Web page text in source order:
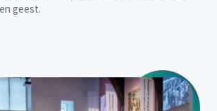
geest.